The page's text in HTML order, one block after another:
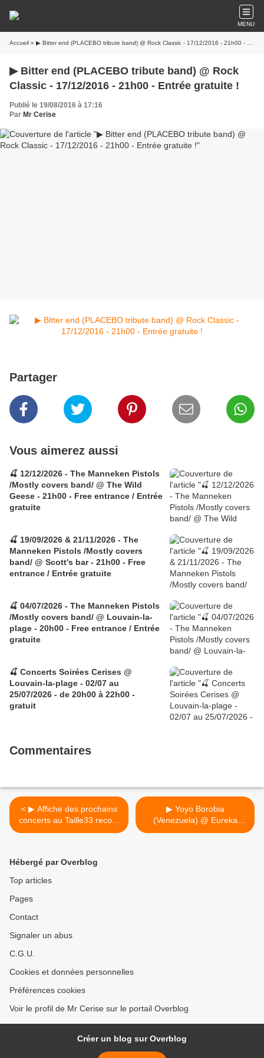
MENU
Accueil » ▶ Bitter end (PLACEBO tribute band) @ Rock Classic - 17/12/2016 - 21h00 - Entrée gratuite !
▶ Bitter end (PLACEBO tribute band) @ Rock
Classic - 17/12/2016 - 21h00 - Entrée gratuite !
Publié le 19/08/2016 à 17:16
Par Mr Cerise
Partager
Vous aimerez aussi
🍒 12/12/2026 - The Manneken Pistols
/Mostly covers band/ @ The Wild
Geese - 21h00 - Free entrance / Entrée
gratuite
🍒 19/09/2026 & 21/11/2026 - The
Manneken Pistols /Mostly covers
band/ @ Scott's bar - 21h00 - Free
entrance / Entrée gratuite
🍒 04/07/2026 - The Manneken Pistols
/Mostly covers band/ @ Louvain-la-
plage - 20h00 - Free entrance / Entrée
gratuite
🍒 Concerts Soirées Cerises @
Louvain-la-plage - 02/07 au
25/07/2026 - de 20h00 à 22h00 -
gratuit
Commentaires
< ▶ Affiche des prochains
concerts au Taille33 record
store à Flagey
▶ Yoyo Borobia
(Venezuela) @ Eureka
zorg- en wooncentrum -
Hébergé par Overblog
Top articles
Pages
Contact
Signaler un abus
C.G.U.
Cookies et données personnelles
Préférences cookies
Voir le profil de Mr Cerise sur le portail Overblog
Créer un blog sur Overblog